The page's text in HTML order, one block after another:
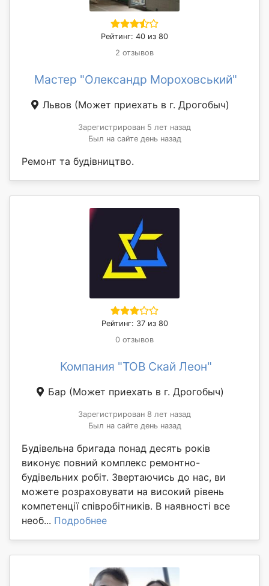
Рейтинг: 40 из 80
2 отзывов
Мастер "Олександр Мороховський"
Львов (Может приехать в г. Дрогобыч)
Зарегистрирован 5 лет назад
Был на сайте день назад
Ремонт та будівництво.
Рейтинг: 37 из 80
0 отзывов
Компания "ТОВ Скай Леон"
Бар (Может приехать в г. Дрогобыч)
Зарегистрирован 8 лет назад
Был на сайте день назад
Будівельна бригада понад десять років
виконує повний комплекс ремонтно-
будівельних робіт. Звертаючись до нас, ви
можете розраховувати на високий рівень
компетенції співробітників. В наявності все
необ... Подробнее